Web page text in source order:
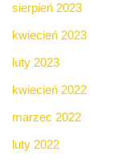
sierpień 2023
kwiecień 2023
luty 2023
kwiecień 2022
marzec 2022
luty 2022